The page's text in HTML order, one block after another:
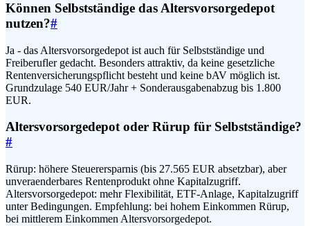
Können Selbstständige das Altersvorsorgedepot
nutzen?#
Ja - das Altersvorsorgedepot ist auch für Selbstständige und
Freiberufler gedacht. Besonders attraktiv, da keine gesetzliche
Rentenversicherungspflicht besteht und keine bAV möglich ist.
Grundzulage 540 EUR/Jahr + Sonderausgabenabzug bis 1.800
EUR.
Altersvorsorgedepot oder Rürup für Selbstständige?
#
Rürup: höhere Steuerersparnis (bis 27.565 EUR absetzbar), aber
unveraenderbares Rentenprodukt ohne Kapitalzugriff.
Altersvorsorgedepot: mehr Flexibilität, ETF-Anlage, Kapitalzugriff
unter Bedingungen. Empfehlung: bei hohem Einkommen Rürup,
bei mittlerem Einkommen Altersvorsorgedepot.